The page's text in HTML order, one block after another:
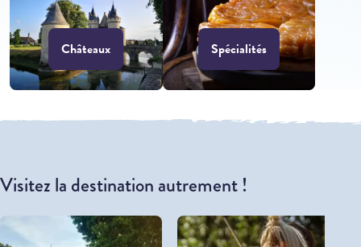
Châteaux Spécialités
Visitez la destination autrement !